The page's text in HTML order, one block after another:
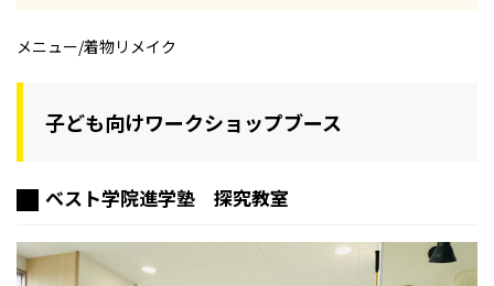
メニュー/着物リメイク
子ども向けワークショップブース
ベスト学院進学塾 探究教室